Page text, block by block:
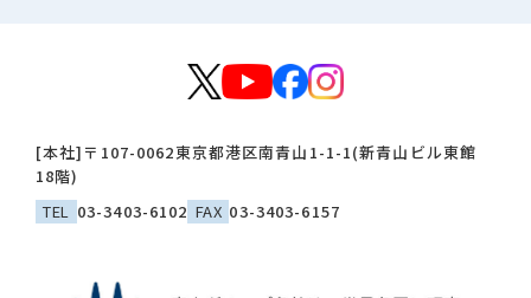
[本社] 〒107-0062東京都港区南青山1-1-1(新青山ビル東館
18階)
TEL
03-3403-6102 FAX 03-3403-6157